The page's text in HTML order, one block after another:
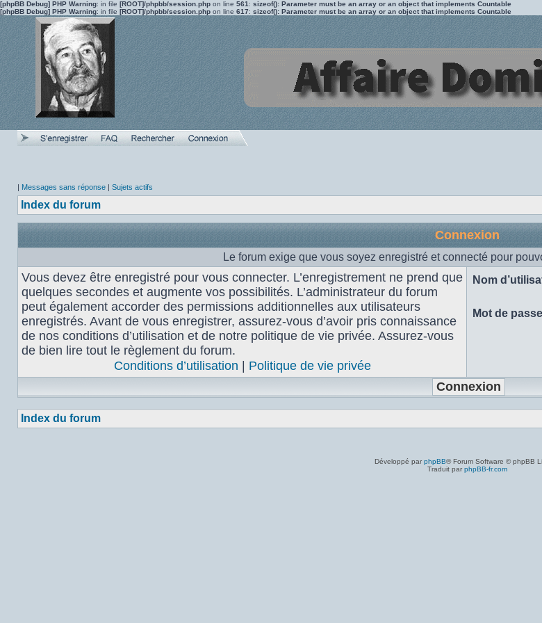
[phpBB Debug] PHP Warning: in file [ROOT]/phpbb/session.php on line 561 : sizeof(): Parameter must be an array or an object that implements Countable
[phpBB Debug] PHP Warning: in file [ROOT]/phpbb/session.php on line 617: sizeof(): Parameter must be an array or an object that implements Countable
| Messages sans réponse | Sujets actifs
Index du forum
Connexion
Le forum exige que vous soyez enregistré et connecté pour
Vous devez être enregistré pour vous connecter. L’enregistrement ne prend que
quelques secondes et augmente vos possibilités. L’administrateur du forum
peut également accorder des permissions additionnelles aux utilisateurs
enregistrés. Avant de vous enregistrer, assurez-vous d’avoir pris connaissance
de nos conditions d’utilisation et de notre politique de vie privée. Assurez-vous
de bien lire tout le règlement du forum.
Conditions d’utilisation
Politique de vie privée
Nom
Mot de
Index du forum
Développé par phpBB® Forum Software © phpBB
Traduit par phpBB-fr.com